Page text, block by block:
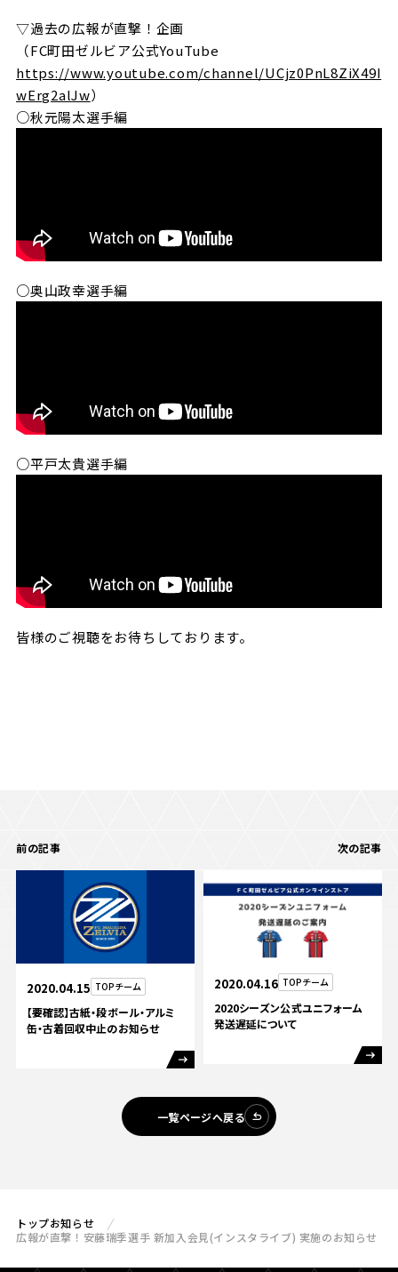
▽過去の広報が直撃！企画
（FC町田ゼルビア公式YouTube
https://www.youtube.com/channel/UCjz0PnL8ZiX49I
wErg2alJw）
○秋元陽太選手編
○奥山政幸選手編
○平戸太貴選手編
皆様のご視聴をお待ちしております。
前の記事
2020.04.15 TOPチーム
【要確認】古紙・段ボール・アルミ
缶・古着回収中止のお知らせ
次の記事
2020.04.16 TOPチーム
2020シーズン公式ユニフォーム
発送遅延について
一覧ページへ戻る
トップお知らせ
広報が直撃！安藤瑞季選手 新加入会見(インスタライブ) 実施のお知らせ